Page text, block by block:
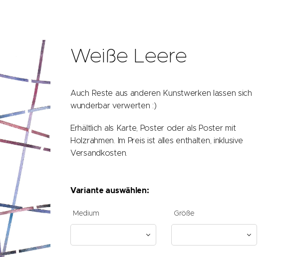
Weiße Leere
Auch Reste aus anderen Kunstwerken lassen sich
wunderbar verwerten :)
Erhältlich als Karte, Poster oder als Poster mit
Holzrahmen. Im Preis ist alles enthalten, inklusive
Versandkosten.
Variante auswählen:
Medium Größe